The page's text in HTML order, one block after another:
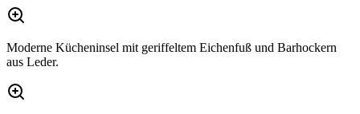
Moderne Kücheninsel mit geriffeltem Eichenfuß und Barhockern
aus Leder.